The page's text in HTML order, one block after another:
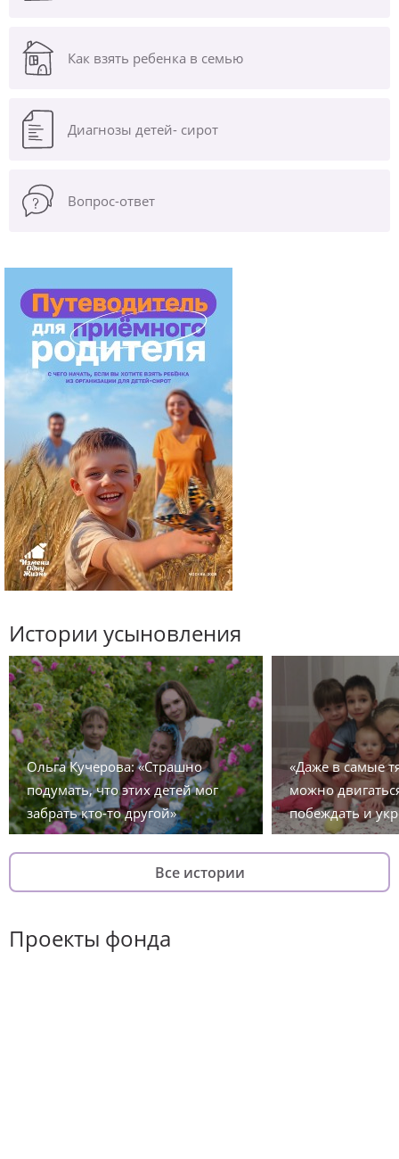
Как взять ребенка в семью
Диагнозы детей- сирот
Вопрос-ответ
Истории усыновления
Ольга Кучерова: «Страшно
подумать, что этих детей мог
забрать кто-то другой»
«Даже в самые
можно
побеждать и
Все истории
Проекты фонда